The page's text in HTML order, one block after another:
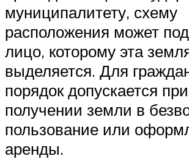
муниципалитету, схему
расположения может
лицо, которому эта
выделяется. Для
порядок допускается при
получении земли в
пользование или
аренды.